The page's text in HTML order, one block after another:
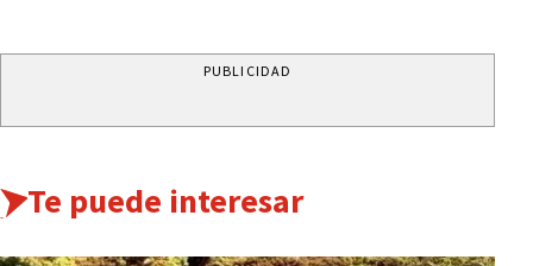
PUBLICIDAD
Te puede interesar